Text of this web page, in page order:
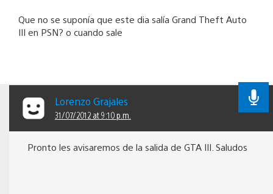
Que no se suponía que este dia salía Grand Theft Auto
III en PSN? o cuando sale
Lorenzo Grajales
31/07/2012 at 9:10 p.m.
Pronto les avisaremos de la salida de GTA III. Saludos